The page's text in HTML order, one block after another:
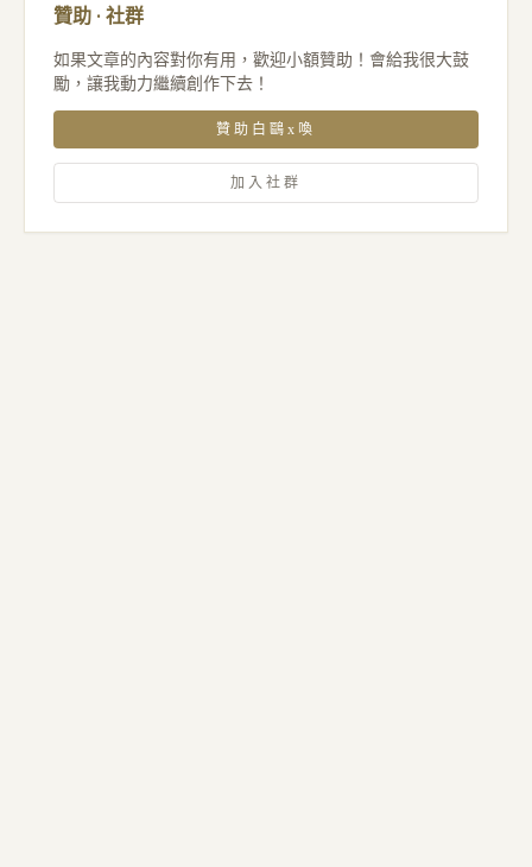
贊助 · 社群
如果文章的內容對你有用，歡迎小額贊助！會給我很大鼓
勵，讓我動力繼續創作下去！
贊助白鷗x喚
加入社群